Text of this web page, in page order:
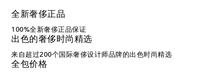
全新奢侈正品
100%全新奢侈正品保证
出色的奢侈时尚精选
来自超过200个国际奢侈设计师品牌的出色时尚精选
全包价格